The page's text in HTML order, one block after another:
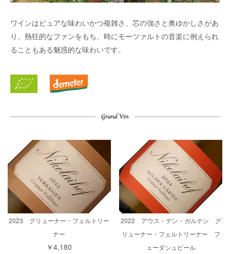
ワインはピュアな味わいかつ複雑さ、芯の強さと奥ゆかしさがあ
り、熱狂的なファンをもち、時にモーツァルトの音楽に例えられ
ることもある魅惑的な味わいです。
2023 グリューナー・フェルトリー
ナー
￥4,180
2022 アウス・デン・ガルテン グ
リューナー・フェルトリーナー フ
ェーダシュピール